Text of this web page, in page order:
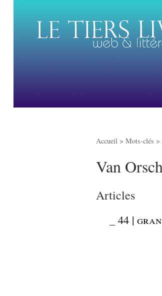
Accueil > Mots-clés >
Van
Articles
44 |